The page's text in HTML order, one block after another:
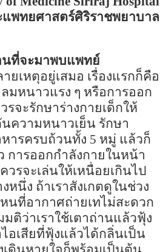
พทยศาสตร์ศิริราชพยาบาล
ที่จะมาพบแพทย์
เหตุอยู่เสมอ เรื่องแรกก็คือ
มหนาวแรง ๆ หรือการออก
จะรักษาร่างกายเด็กให้
ความหนาวเย็น รักษา
ารครบถ้วนทั้ง 5 หมู่ แล้วก็
ารออกกำลังกายในหน้า
รจะเล่นให้เหนื่อยเกินไป
นึ่ง ถ้าเราสังเกตดูในช่วง
นที่อากาศถ่ายเทไม่สะดวก
ติว่าเราใช้เตาถ่านแล้วฟุ้ง
อเสียที่ฟุ้งแล้วได้กลิ่นเป็น